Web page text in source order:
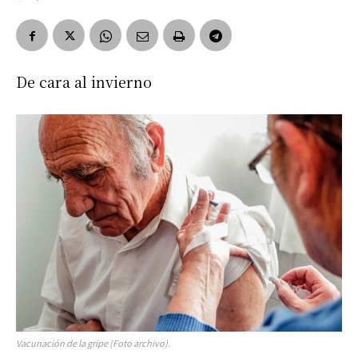
De cara al invierno
Vacunación de la gripe (Foto archivo).